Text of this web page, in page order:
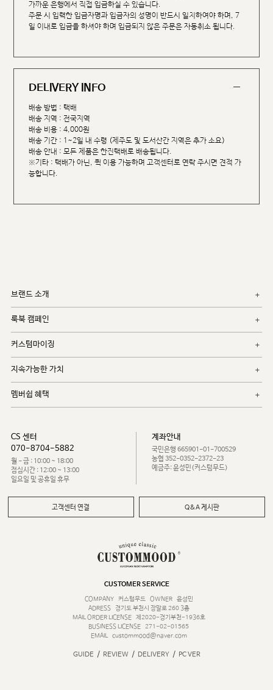
가까운 은행에서 직접 입금하실 수 있습니다.
주문 시 입력한 입금자명과 입금자의 성명이 반드시 일치하여야 하며, 7
일 이내로 입금을 하셔야 하며 입금되지 않은 주문은 자동취소 됩니다.
DELIVERY INFO
배송 방법 : 택배
배송 지역 : 전국지역
배송 비용 : 4,000원
배송 기간 : 1~2일 내 수령 (제주도 및 도서산간 지역은 추가 소요)
배송 안내 : 모든 제품은 한진택배로 배송됩니다.
※기타 : 택배가 아닌, 퀵 이용 가능하며 고객센터로 연락 주시면 견적 가
능합니다.
브랜드 소개
룩북 캠페인
커스텀마이징
지속가능한 가치
멤버쉽 혜택
CS 센터
070-8704-5882
월 - 금 : 10:00 ~ 18:00
점심시간 : 12:00 ~ 13:00
일요일 및 공휴일 휴무
계좌안내
국민은행 665901-01-700529
농협 352-0352-2372-23
예금주: 윤성민(커스텀무드)
고객센터 연결 Q&A 게시판
CUSTOMER SERVICE
COMPANY
커스텀무드 OWNER
윤성민
ADRESS
경기도 부천시 장말로 260 3층
MAIL ORDER LICENSE
제2020-경기부천-1936호
BUSINESS LICENSE 271-02-01565
EMAIL
custommood@naver.com
GUIDE / REVIEW / DELIVERY / PC VER